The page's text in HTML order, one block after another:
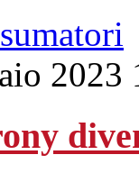
2023